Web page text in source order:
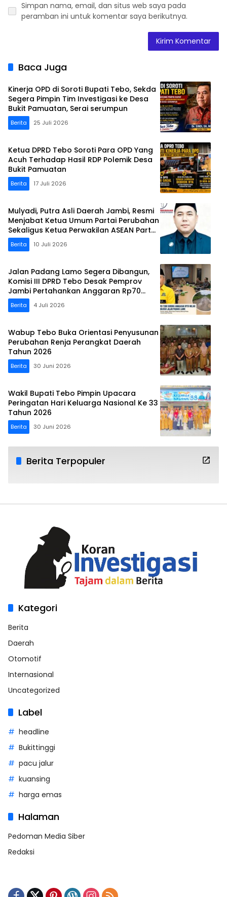
Simpan nama, email, dan situs web saya pada
peramban ini untuk komentar saya berikutnya.
Baca Juga
Kinerja OPD di Soroti Bupati Tebo, Sekda
Segera Pimpin Tim Investigasi ke Desa
Bukit Pamuatan, Serai serumpun
Berita 25 Juli 2026
Ketua DPRD Tebo Soroti Para OPD Yang
Acuh Terhadap Hasil RDP Polemik Desa
Bukit Pamuatan
Berita 17 Juli 2026
Mulyadi, Putra Asli Daerah Jambi, Resmi
Menjabat Ketua Umum Partai Perubahan
Sekaligus Ketua Perwakilan ASEAN Partai
Perubahan di Malaysia
Berita 10 Juli 2026
Jalan Padang Lamo Segera Dibangun,
Komisi III DPRD Tebo Desak Pemprov
Jambi Pertahankan Anggaran Rp70
Miliar
Berita 4 Juli 2026
Wabup Tebo Buka Orientasi Penyusunan
Perubahan Renja Perangkat Daerah
Tahun 2026
Berita 30 Juni 2026
Wakil Bupati Tebo Pimpin Upacara
Peringatan Hari Keluarga Nasional Ke 33
Tahun 2026
Berita 30 Juni 2026
Berita Terpopuler
Kategori
Berita
Daerah
Otomotif
Internasional
Uncategorized
Label
headline
Bukittinggi
pacu jalur
kuansing
harga emas
Halaman
Pedoman Media Siber
Redaksi